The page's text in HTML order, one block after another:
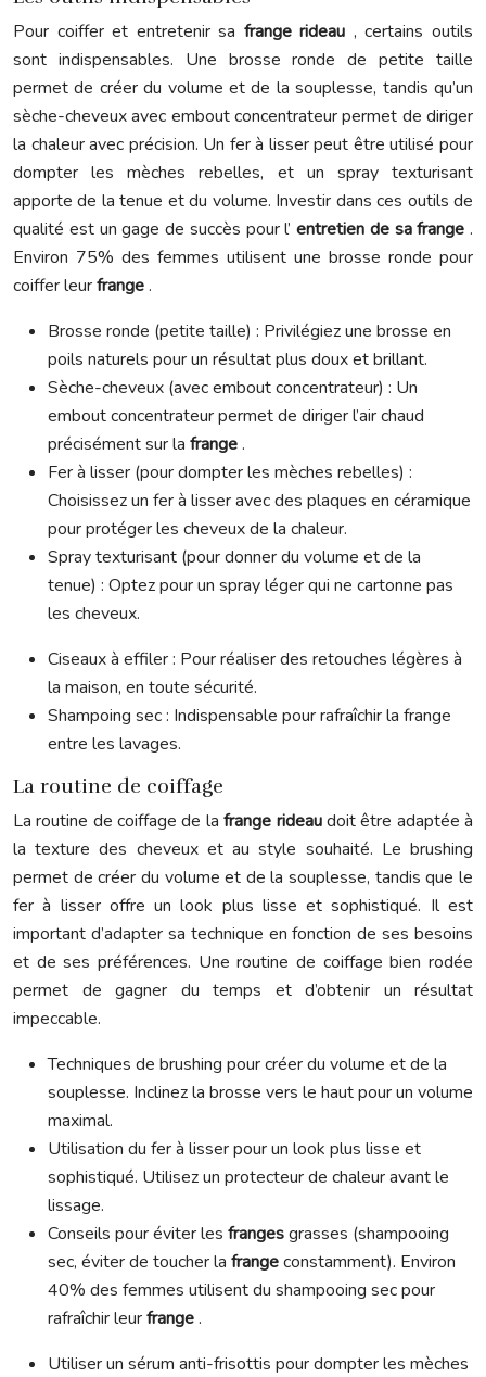
Pour coiffer et entretenir sa frange rideau , certains outils
sont indispensables. Une brosse ronde de petite taille
permet de créer du volume et de la souplesse, tandis qu’un
sèche-cheveux avec embout concentrateur permet de diriger
la chaleur avec précision. Un fer à lisser peut être utilisé pour
dompter les mèches rebelles, et un spray texturisant
apporte de la tenue et du volume. Investir dans ces outils de
qualité est un gage de succès pour l’ entretien de sa frange .
Environ 75% des femmes utilisent une brosse ronde pour
coiffer leurfrange.
Brosse ronde (petite taille) : Privilégiez une brosse en
poils naturels pour un résultat plus doux et brillant.
Sèche-cheveux (avec embout concentrateur) : Un
embout concentrateur permet de diriger l’air chaud
précisément sur la frange.
Fer à lisser (pour dompter les mèches rebelles) :
Choisissez un fer à lisser avec des plaques en céramique
pour protéger les cheveux de la chaleur.
Spray texturisant (pour donner du volume et de la
tenue) : Optez pour un spray léger qui ne cartonne pas
les cheveux.
Ciseaux à effiler : Pour réaliser des retouches légères à
la maison, en toute sécurité.
Shampoing sec : Indispensable pour rafraîchir la frange
entre les lavages.
La routine de coiffage
La routine de coiffage de lafrange rideaudoit être adaptée à
la texture des cheveux et au style souhaité. Le brushing
permet de créer du volume et de la souplesse, tandis que le
fer à lisser offre un look plus lisse et sophistiqué. Il est
important d’adapter sa technique en fonction de ses besoins
et de ses préférences. Une routine de coiffage bien rodée
permet de gagner du temps et d’obtenir un résultat
impeccable.
Techniques de brushing pour créer du volume et de la
souplesse. Inclinez la brosse vers le haut pour un volume
maximal.
Utilisation du fer à lisser pour un look plus lisse et
sophistiqué. Utilisez un protecteur de chaleur avant le
lissage.
Conseils pour éviter les frangesgrasses (shampooing
sec, éviter de toucher la frangeconstamment). Environ
40% des femmes utilisent du shampooing sec pour
rafraîchir leurfrange.
Utiliser un sérum anti-frisottis pour dompter les mèches